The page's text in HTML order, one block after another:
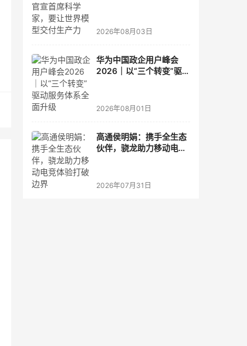
2026年08月03日
华为中国政企用户峰会
2026｜以“三个转变”驱动
2026年08月01日
高通侯明娟：携手全生态
伙伴，骁龙助力移动电竞
2026年07月31日